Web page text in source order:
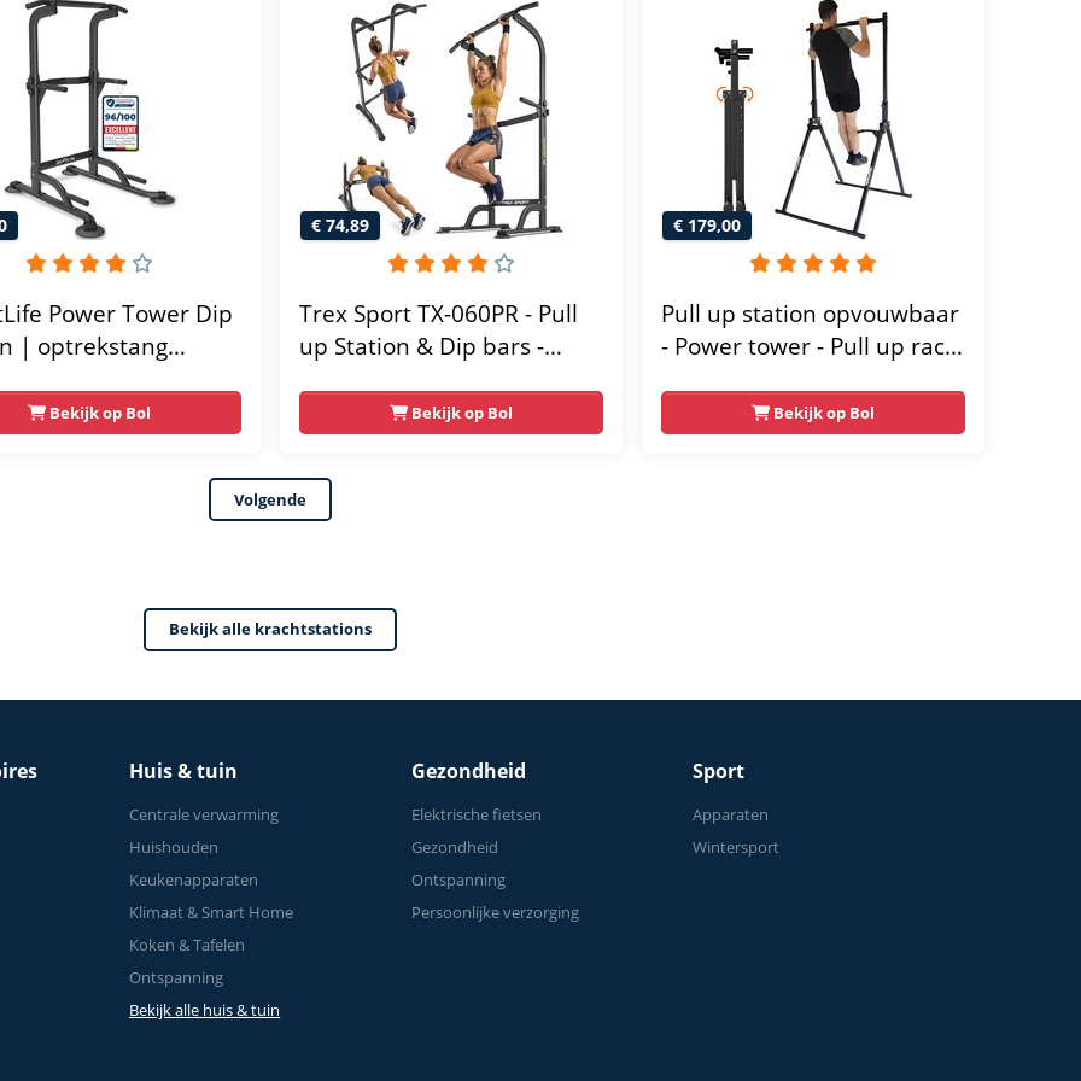
fitness app
Power Tower Dip
| optrekstang
| krachtstation
| fitnessstation
krachttraining voor
Bekijk op Bol
€ 74,89
Trex Sport TX-060PR - Pull
up Station & Dip bars -
Multifunctioneel - Power
Tower Fitness Station -
Home Gym - Thuis Sporten
Verstelbaar - Geschikt voor
Bekijk op Bol
€ 179,00
Pull up station opvouwbaar
- Power tower - Pull up rack
Bekijk op Bol
Volgende
Bekijk alle krachtstations
Huis & tuin
Centrale verwarming
Huishouden
Keukenapparaten
Klimaat & Smart Home
Koken & Tafelen
Ontspanning
Bekijk alle huis & tuin
Gezondheid
Elektrische fietsen
Gezondheid
Ontspanning
Persoonlijke verzorging
Sport
Apparaten
Wintersport